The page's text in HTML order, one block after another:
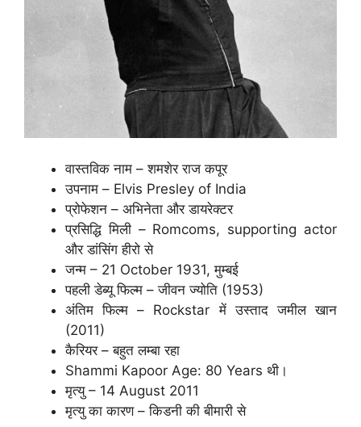
वास्तविक नाम – शमशेर राज कपूर
उपनाम – Elvis Presley of India
प्रोफेशन – अभिनेता और डायरेक्टर
प्रसिद्धि मिली – Romcoms, supporting actor
और डांसिंग हीरो से
जन्म – 21 October 1931, मुम्बई
पहली डेब्यू फिल्म – जीवन ज्योति (1953)
अंतिम फिल्म – Rockstar में उस्ताद जमील खान
(2011)
कैरियर – बहुत लम्बा रहा
Shammi Kapoor Age: 80 Years थी।
मृत्यु – 14 August 2011
मृत्यु का कारण – किडनी की बीमारी से